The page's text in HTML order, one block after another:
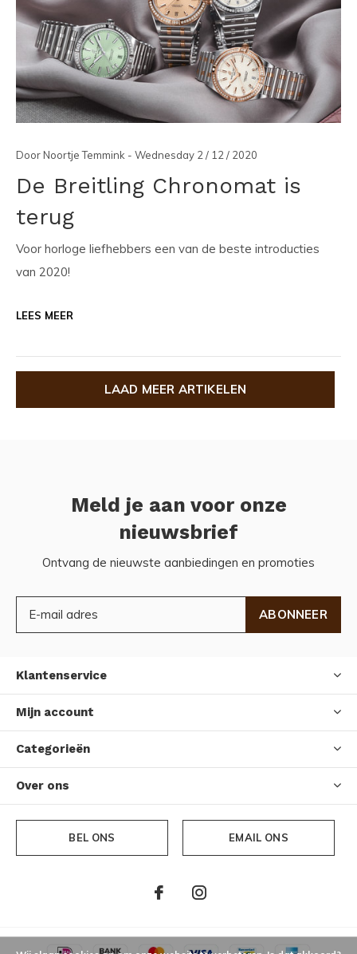
Door Noortje Temmink - Wednesday 2 / 12 / 2020
De Breitling Chronomat is
terug
Voor horloge liefhebbers een van de beste introducties
van 2020!
LEES MEER
LAAD MEER ARTIKELEN
Meld je aan voor onze
nieuwsbrief
Ontvang de nieuwste aanbiedingen en promoties
ABONNEER
Klantenservice
Mijn account
Categorieën
Over ons
BEL ONS EMAIL ONS